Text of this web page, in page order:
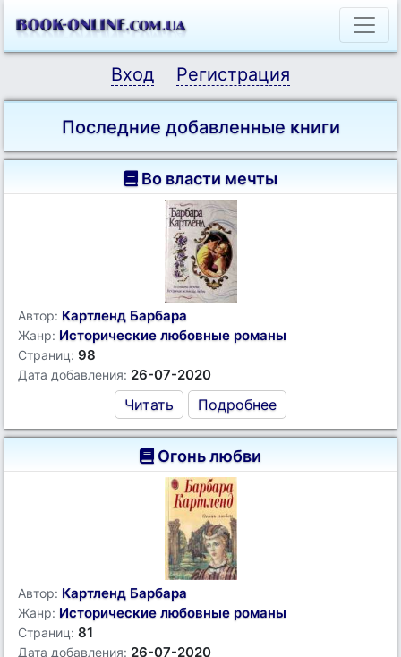
Вход Регистрация
Последние добавленные книги
Во власти мечты
Автор: Картленд Барбара
Жанр: Исторические любовные романы
Страниц: 98
Дата добавления: 26-07-2020
Читать Подробнее
Огонь любви
Автор: Картленд Барбара
Жанр: Исторические любовные романы
Страниц: 81
Дата добавления: 26-07-2020